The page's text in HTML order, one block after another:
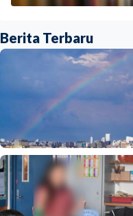
Berita Terbaru
Humaniora
Beijing jadi ibu kota
UNESCO-UIA 2029.